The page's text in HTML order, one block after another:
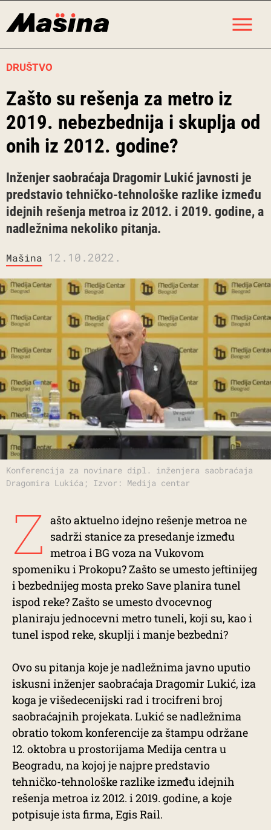
DRUŠTVO
Zašto su rešenja za metro iz
2019. nebezbednija i skuplja od
onih iz 2012. godine?
Inženjer saobraćaja Dragomir Lukić javnosti je
predstavio tehničko-tehnološke razlike između
idejnih rešenja metroa iz 2012. i 2019. godine, a
nadležnima nekoliko pitanja.
Mašina 12.10.2022.
Konferencija za novinare dipl. inženjera saobraćaja
Dragomira Lukića; Izvor: Medija centar
Z ašto aktuelno idejno rešenje metroa ne
sadrži stanice za presedanje između
metroa i BG voza na Vukovom
spomeniku i Prokopu? Zašto se umesto jeftinijeg
i bezbednijeg mosta preko Save planira tunel
ispod reke? Zašto se umesto dvocevnog
planiraju jednocevni metro tuneli, koji su, kao i
tunel ispod reke, skuplji i manje bezbedni?
Ovo su pitanja koje je nadležnima javno uputio
iskusni inženjer saobraćaja Dragomir Lukić, iza
koga je višedecenijski rad i trocifreni broj
saobraćajnih projekata. Lukić se nadležnima
obratio tokom konferencije za štampu održane
12. oktobra u prostorijama Medija centra u
Beogradu, na kojoj je najpre predstavio
tehničko-tehnološke razlike između idejnih
rešenja metroa iz 2012. i 2019. godine, a koje
potpisuje ista firma, Egis Rail.